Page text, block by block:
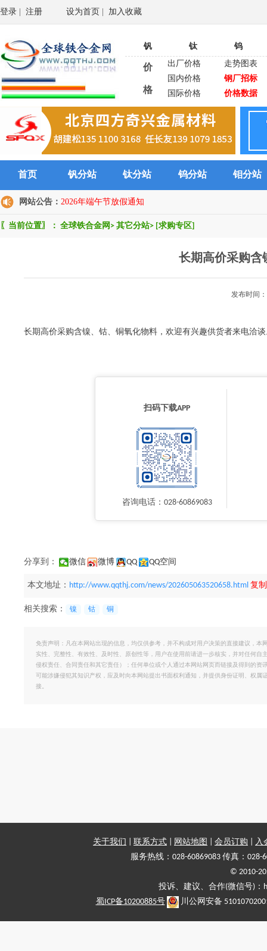
登录 注册 设为首页 加入收藏
钒 钛 钨
价
格
出厂价格
走势图表
国内价格
钢厂招标
国际价格
价格数据
首页 钒分站 钛分站 钨分站 钼分站
网站公告： 2026年端午节放假通知
〖当前位置〗： 全球铁合金网 > 其它分站> [求购专区]
长期高价采购含
发布时间
长期高价采购含镍、钴、铜氧化物料，欢迎有兴趣供货者来电洽
扫码下载APP
咨询电话：028-60869083
分享到： 微信 微博 QQ QQ空间
本文地址： http://www.qqthj.com/news/202605063520658.html 复
相关搜索： 镍 钴 铜
免责声明：凡在本网站出现的信息，均仅供参考，并不构成对用户决策的直接建议，
实性、完整性、有效性、及时性、原创性等，用户在使用前请进一步核实，并对任何
侵权责任、合同责任和其它责任）；任何单位或个人通过本网站网页而链接及得到的
可能涉嫌侵犯其知识产权，应及时向本网站提出书面权利通知，并提供身份证明、权
接。
关于我们 联系方式 网站地图 会员订购
入
服务热线：028-60869083 传真：028-
© 2010-
投诉、建议、合作(微信号)
蜀ICP备10200885号
川公网安备